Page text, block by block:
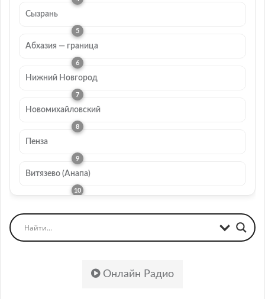
Сызрань
Абхазия — граница
Нижний Новгород
Новомихайловский
Пенза
Витязево (Анапа)
Онлайн Радио